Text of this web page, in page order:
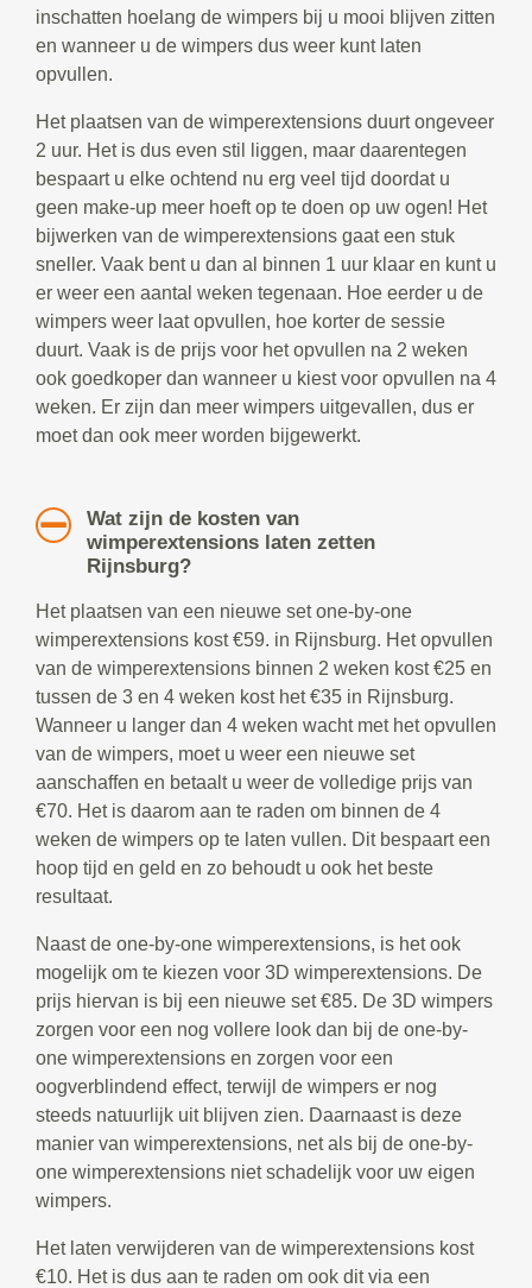
inschatten hoelang de wimpers bij u mooi blijven zitten
en wanneer u de wimpers dus weer kunt laten
opvullen.
Het plaatsen van de wimperextensions duurt ongeveer
2 uur. Het is dus even stil liggen, maar daarentegen
bespaart u elke ochtend nu erg veel tijd doordat u
geen make-up meer hoeft op te doen op uw ogen! Het
bijwerken van de wimperextensions gaat een stuk
sneller. Vaak bent u dan al binnen 1 uur klaar en kunt u
er weer een aantal weken tegenaan. Hoe eerder u de
wimpers weer laat opvullen, hoe korter de sessie
duurt. Vaak is de prijs voor het opvullen na 2 weken
ook goedkoper dan wanneer u kiest voor opvullen na 4
weken. Er zijn dan meer wimpers uitgevallen, dus er
moet dan ook meer worden bijgewerkt.
Wat zijn de kosten van
wimperextensions laten zetten
Rijnsburg?
Het plaatsen van een nieuwe set one-by-one
wimperextensions kost €59. in Rijnsburg. Het opvullen
van de wimperextensions binnen 2 weken kost €25 en
tussen de 3 en 4 weken kost het €35 in Rijnsburg.
Wanneer u langer dan 4 weken wacht met het opvullen
van de wimpers, moet u weer een nieuwe set
aanschaffen en betaalt u weer de volledige prijs van
€70. Het is daarom aan te raden om binnen de 4
weken de wimpers op te laten vullen. Dit bespaart een
hoop tijd en geld en zo behoudt u ook het beste
resultaat.
Naast de one-by-one wimperextensions, is het ook
mogelijk om te kiezen voor 3D wimperextensions. De
prijs hiervan is bij een nieuwe set €85. De 3D wimpers
zorgen voor een nog vollere look dan bij de one-by-
one wimperextensions en zorgen voor een
oogverblindend effect, terwijl de wimpers er nog
steeds natuurlijk uit blijven zien. Daarnaast is deze
manier van wimperextensions, net als bij de one-by-
one wimperextensions niet schadelijk voor uw eigen
wimpers.
Het laten verwijderen van de wimperextensions kost
€10. Het is dus aan te raden om ook dit via een